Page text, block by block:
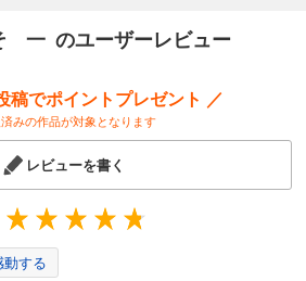
表示する
ようこそ 十三
表示する
一 のユーザーレビュー
稿でポイントプレゼント ／
みの作品が対象となります
レビューを書く
動する